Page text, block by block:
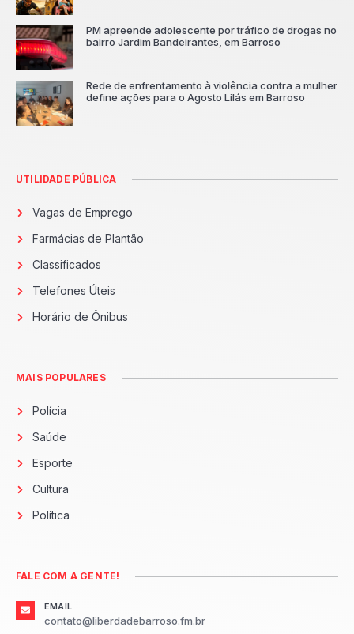
PM apreende adolescente por tráfico de drogas no
bairro Jardim Bandeirantes, em Barroso
Rede de enfrentamento à violência contra a mulher
define ações para o Agosto Lilás em Barroso
UTILIDADE PÚBLICA
Vagas de Emprego
Farmácias de Plantão
Classificados
Telefones Úteis
Horário de Ônibus
MAIS POPULARES
Polícia
Saúde
Esporte
Cultura
Política
FALE COM A GENTE!
EMAIL
contato@liberdadebarroso.fm.br